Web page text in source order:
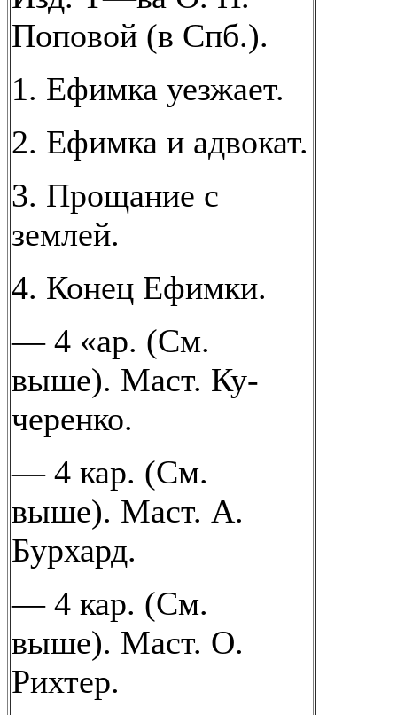
Поповой (в Спб.).
1. Ефимка уезжает.
2. Ефимка и адвокат.
3. Прощание с
землей.
4. Конец Ефимки.
— 4 «ар. (См.
выше). Маст. Ку-
черенко.
— 4 кар. (См.
выше). Маст. А.
Бурхард.
— 4 кар. (См.
выше). Маст. О.
Рихтер.